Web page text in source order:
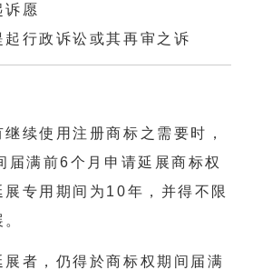
诉愿
起行政诉讼或其再审之诉
续使用注册商标之需要时，
届满前6个月申请延展商标权
展专用期间为10年，并得不限
展者，仍得於商标权期间届满